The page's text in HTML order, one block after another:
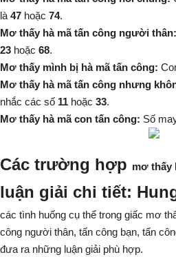
là 47 hoặc 74.
Mơ thấy hà mã tấn công người thân:
23 hoặc 68.
Mơ thấy mình bị hà mã tấn công:
Mơ thấy hà mã tấn công nhưng
nhắc các số 11 hoặc 33.
Mơ thấy hà mã con tấn công: Số
Các trường hợp mơ thấy
luận giải chi tiết:
các tình huống cụ thể trong giấc mơ
công người thân, tấn công bạn, tấn
đưa ra những luận giải phù hợp.